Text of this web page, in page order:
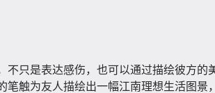
不只是表达感伤，也可以通过描绘彼方的
笔触为友人描绘出一幅江南理想生活图景